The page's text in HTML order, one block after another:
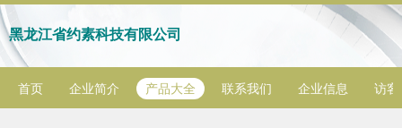
黑龙江省约素科技有限公司
首页 企业简介 产品大全 联系我们 企业信息 访客